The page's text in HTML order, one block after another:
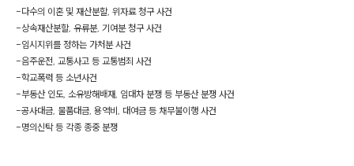
-다수의 이혼 및 재산분할, 위자료 청구 사건
-상속재산분할, 유류분, 기여분 청구 사건
-임시지위를 정하는 가처분 사건
-음주운전, 교통사고 등 교통범죄 사건
-학교폭력 등 소년사건
-부동산 인도, 소유방해배재, 임대차 분쟁 등 부동산 분쟁 사건
-공사대금, 물품대금, 용역비, 대여금 등 채무불이행 사건
-명의신탁 등 각종 종중 분쟁